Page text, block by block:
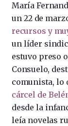
María
un 22 de
recursos y
un líder
estuvo preso
Consuelo,
comunista, lo
cárcel de
desde la
leía novelas